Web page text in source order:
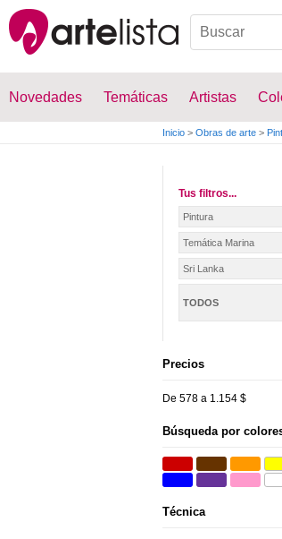
Novedades Temáticas Artistas
Inicio > Obras de arte >
Tus filtros...
Pintura
Temática Marina
Sri Lanka
TODOS
Precios
De 578 a 1.154 $
Búsqueda por
Técnica